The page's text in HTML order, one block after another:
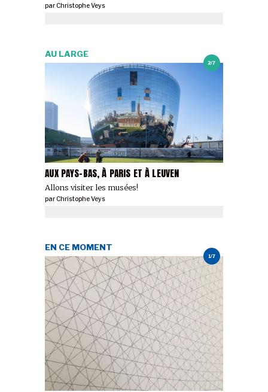
parChristophe Veys
2/7
AUX PAYS-BAS, À PARIS ET À LEUVEN
Allons visiter les musées!
AU LARGE
parChristophe Veys
1/7
EN CE MOMENT